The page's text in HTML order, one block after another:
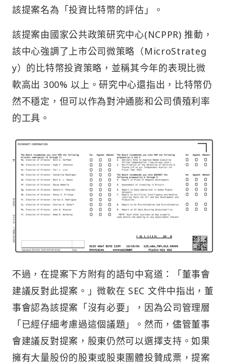
該提案名為「投資比特幣的評估」。
該提案由國家公共政策研究中心(NCPPR) 推動，
該中心強調了上市公司微策略（MicroStrateg
y）的比特幣投資策略，並稱其今年的表現比微
軟高出 300% 以上。研究中心還指出，比特幣仍
然不穩定，但可以作為對沖通膨和公司債殖利率
的工具。
不過，在提案下方附有的語句中寫道：「董事會
建議反對此提案。」微軟在 SEC 文件中指出，董
事會認為該提案「沒有必要」，因為公司管理層
「已經仔細考慮過這個議題」。然而，儘管董事
會建議反對提案，股東仍然可以選擇支持。如果
擁有大量股份的股東或股東團體投贊成票，提案